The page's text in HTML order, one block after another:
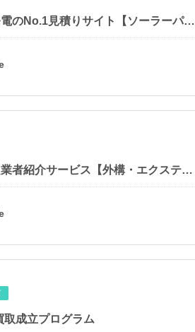
住宅用太陽光発電のNo.1見積りサイト【ソーラーパートナーズ】
外構工事の優良業者紹介サービス【外構・エクステリアパートナーズ】
取成立プログラム